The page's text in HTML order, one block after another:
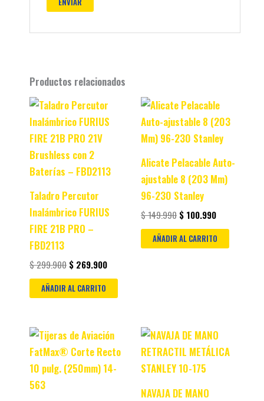
Productos relacionados
Taladro Percutor
Inalámbrico FURIUS
FIRE 21B PRO –
FBD2113
$299.900
Original
price
was:
$ 299.900.
$ 269.900
Current
is:
$ 269.900.
AÑADIR AL CARRITO
Alicate Pelacable Auto-
ajustable 8 (203 Mm)
96-230 Stanley
$149.990
Original
price
was:
$ 149.990.
$ 100.990
Current
price
is:
$ 100.990.
AÑADIR AL CARRITO
Original
price
was:
$ 77.990.
Current
price
is:
$ 67.990.
NAVAJA DE MANO
Original
price
was:
$ 32.990.
Current
price
is: